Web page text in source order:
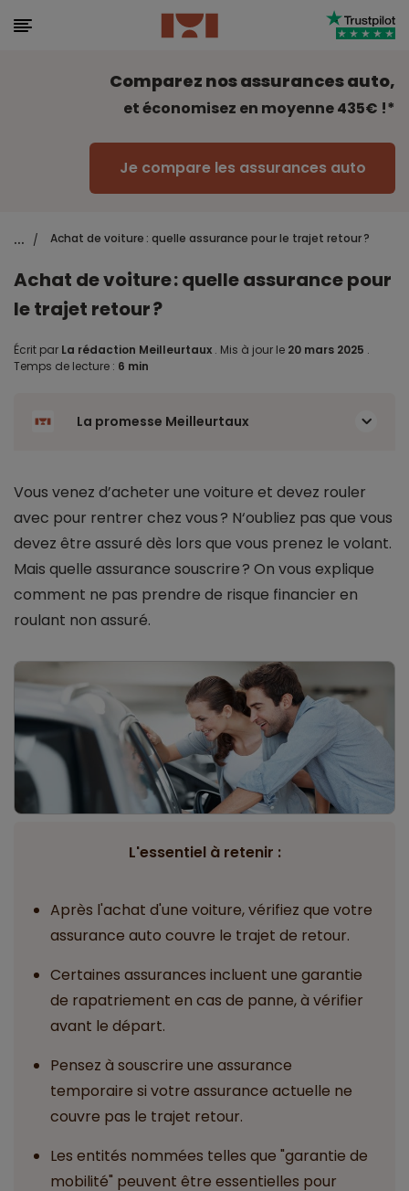
Comparez nos assurances auto,
et économisez en moyenne 435€ !*
Je compare les assurances auto
... / Achat de voiture : quelle assurance pour le trajet retour ?
Achat de voiture : quelle assurance pour
le trajet retour ?
Écrit par La rédaction Meilleurtaux . Mis à jour le 20 mars 2025 .
Temps de lecture : 6 min
La promesse Meilleurtaux
Vous venez d’acheter une voiture et devez rouler
avec pour rentrer chez vous ? N‘oubliez pas que vous
devez être assuré dès lors que vous prenez le volant.
Mais quelle assurance souscrire ? On vous explique
comment ne pas prendre de risque financier en
roulant non assuré.
L'essentiel à retenir :
Après l'achat d'une voiture, vérifiez que votre
assurance auto couvre le trajet de retour.
Certaines assurances incluent une garantie
de rapatriement en cas de panne, à vérifier
avant le départ.
Pensez à souscrire une assurance
temporaire si votre assurance actuelle ne
couvre pas le trajet retour.
Les entités nommées telles que "garantie de
mobilité" peuvent être essentielles pour